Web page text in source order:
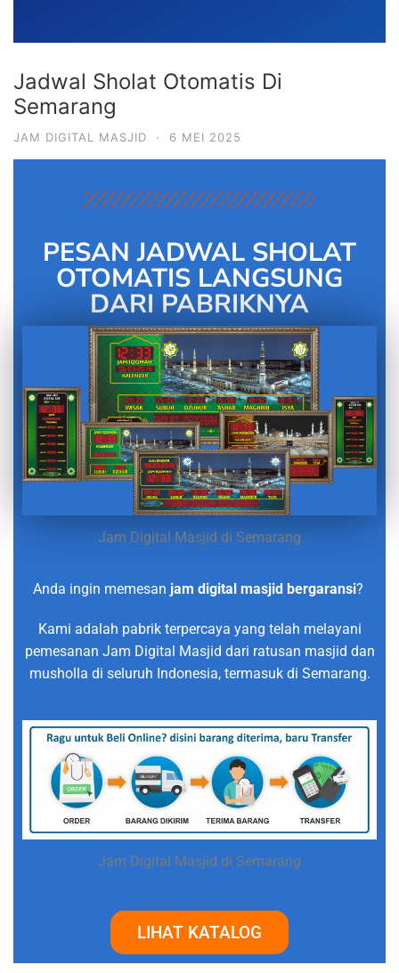
Jadwal Sholat Otomatis Di
Semarang
JAM DIGITAL MASJID · 6 MEI 2025
PESAN JADWAL SHOLAT
OTOMATIS LANGSUNG
DARI PABRIKNYA
Jam Digital Masjid di Semarang
Anda ingin memesan jam digital masjid bergaransi?
Kami adalah pabrik terpercaya yang telah melayani
pemesanan Jam Digital Masjid dari ratusan masjid dan
musholla di seluruh Indonesia, termasuk di Semarang.
Jam Digital Masjid di Semarang
LIHAT KATALOG